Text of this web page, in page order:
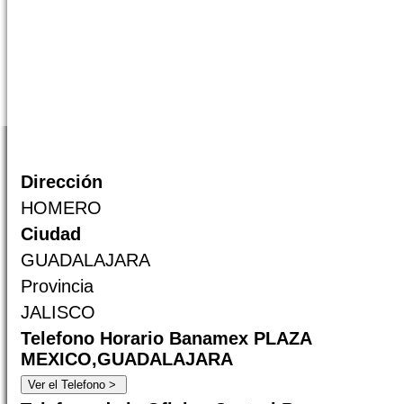
Dirección
HOMERO
Ciudad
GUADALAJARA
Provincia
JALISCO
Telefono Horario Banamex PLAZA
MEXICO,GUADALAJARA